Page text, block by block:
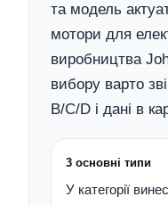
та модель
мотори для
виробництва
вибору варто
B/C/D і дані в
3 основні типи
У категорії